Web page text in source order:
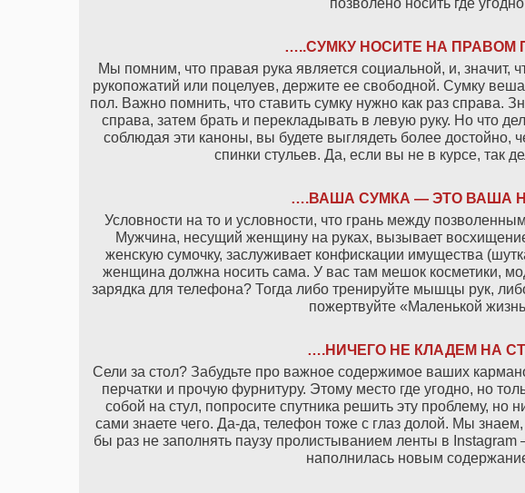
позволено носить где
…..СУМКУ НОСИТЕ НА ПРАВОМ
Мы помним, что правая рука является социальной, и, значит,
рукопожатий или поцелуев, держите ее свободной. Сумку
пол. Важно помнить, что ставить сумку нужно как раз справа.
справа, затем брать и перекладывать в левую руку. Но что
соблюдая эти каноны, вы будете выглядеть более достойно,
спинки стульев. Да, если вы не в курсе, так
….ВАША СУМКА — ЭТО ВАША
Условности на то и условности, что грань между
Мужчина, несущий женщину на руках, вызывает
женскую сумочку, заслуживает конфискации имущества
женщина должна носить сама. У вас там мешок косметики,
зарядка для телефона? Тогда либо тренируйте мышцы рук,
пожертвуйте «Маленькой
….НИЧЕГО НЕ КЛАДЕМ НА
Сели за стол? Забудьте про важное содержимое ваших
перчатки и прочую фурнитуру. Этому место где угодно, но
собой на стул, попросите спутника решить эту проблему, но
сами знаете чего. Да-да, телефон тоже с глаз долой. Мы знаем,
бы раз не заполнять паузу пролистыванием ленты в
наполнилась новым